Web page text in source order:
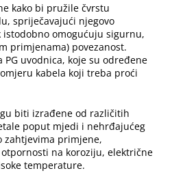
kako bi pružile čvrstu
spriječavajući njegovo
omogućuju sigurnu,
primjenama) povezanost.
PG uvodnica, koje su određene
kabela koji treba proći
biti izrađene od različitih
poput mjedi i nehrđajućeg
zahtjevima primjene,
na koroziju, električne
temperature.